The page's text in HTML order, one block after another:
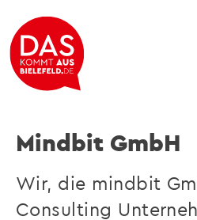
Ihr kompetenter Partner
Mindbit GmbH
Wir, die mindbit
Consulting